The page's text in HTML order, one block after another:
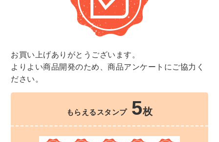
お買い上げありがとうございます。
よりよい商品開発のため、商品アンケートにご協力く
ださい。
もらえるスタンプ 5枚